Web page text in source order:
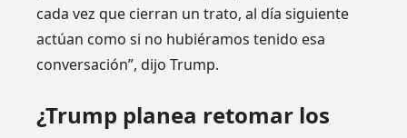
cada vez que cierran un trato, al día siguiente
actúan como si no hubiéramos tenido esa
conversación”, dijo Trump.
¿Trump planea retomar los